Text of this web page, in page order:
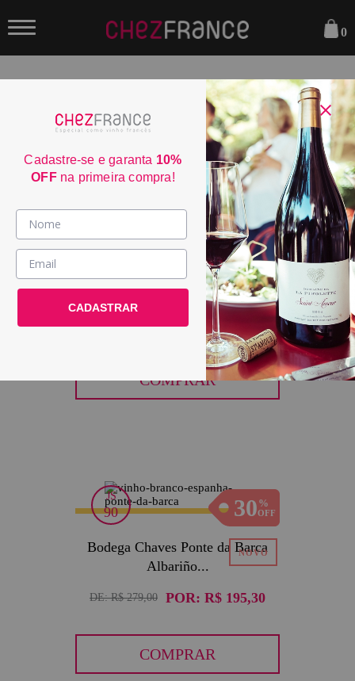
Vinhos >
País / Região >
Le Club >
0
ORDENAR POR:
Almalarga Godello Ribeira Sacra
2024
POR:R$ 279,00
COMPRAR
30
JS
90
Bodega Chaves Ponte da Barca
Albariño...
DE:R$ 279,00 POR: R$ 195,30
COMPRAR
Cadastre-se e garanta 10%
OFFna primeira compra!
CADASTRAR